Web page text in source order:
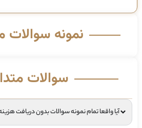
نمونه سوالات
سوالات
آیا واقعا تمام نمونه سوالات بدون دریافت